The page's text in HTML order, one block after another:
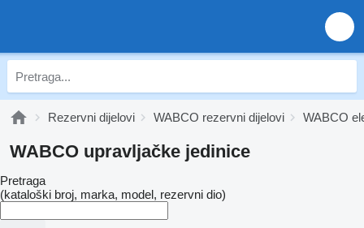
Rezervni dijelovi WABCO rezervni dijelovi WABCO
WABCO upravljačke jedinice
Pretraga
(kataloški broj, marka, model, rezervni dio)